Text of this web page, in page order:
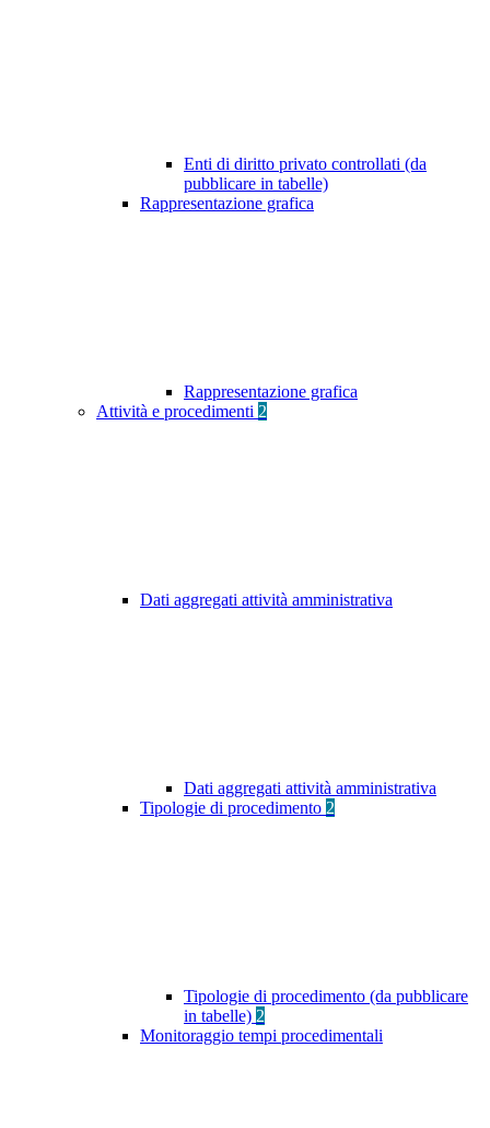
Enti di diritto privato controllati (da
pubblicare in tabelle)
Rappresentazione grafica
Rappresentazione grafica
Attività e procedimenti 2
Dati aggregati attività amministrativa
Dati aggregati attività amministrativa
Tipologie di procedimento 2
Tipologie di procedimento (da pubblicare
in tabelle) 2
Monitoraggio tempi procedimentali